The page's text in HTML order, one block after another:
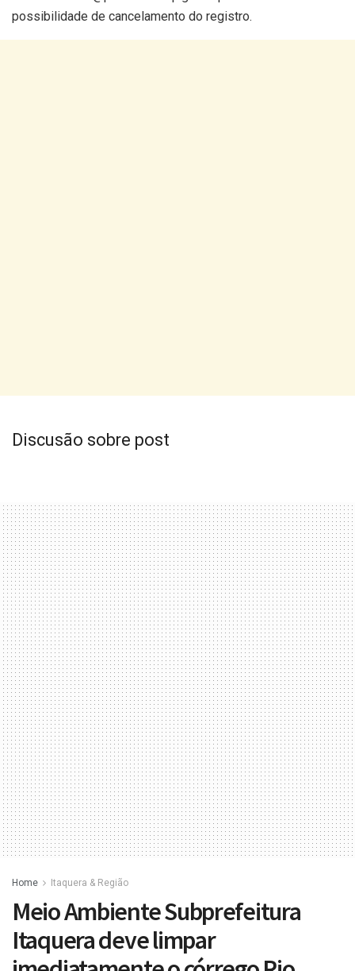
possibilidade de cancelamento do registro.
Discusão sobre post
Home Itaquera & Região
Meio Ambiente Subprefeitura
Itaquera deve limpar